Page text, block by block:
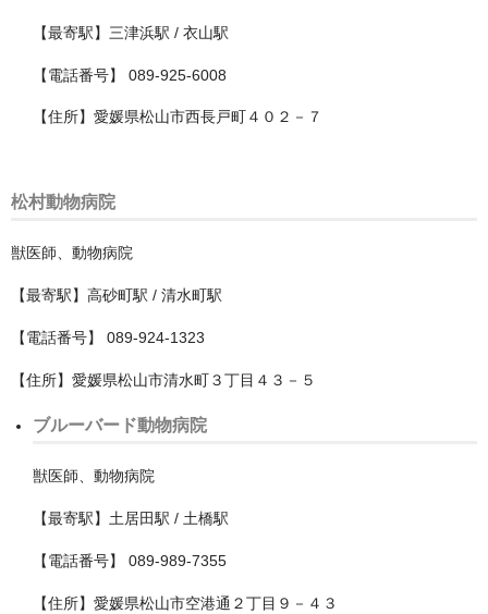
吹田市
和泉市
四條畷市
中区
北区
南区
堺区
西区
【最寄駅】三津浜駅 / 衣山駅
【電話番号】 089-925-6008
【住所】愛媛県松山市西長戸町４０２－７
松村動物病院
獣医師、動物病院
【最寄駅】高砂町駅 / 清水町駅
【電話番号】 089-924-1323
【住所】愛媛県松山市清水町３丁目４３－５
ブルーバード動物病院
獣医師、動物病院
【最寄駅】土居田駅 / 土橋駅
【電話番号】 089-989-7355
【住所】愛媛県松山市空港通２丁目９－４３